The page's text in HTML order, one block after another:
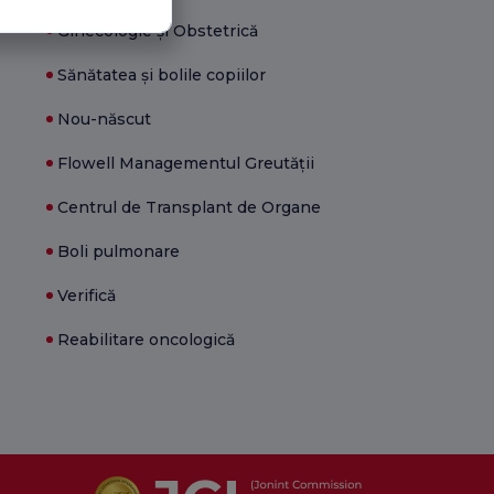
Ginecologie și Obstetrică
Sănătatea și bolile copiilor
Nou-născut
Flowell Managementul Greutății
Centrul de Transplant de Organe
Boli pulmonare
Verifică
Reabilitare oncologică